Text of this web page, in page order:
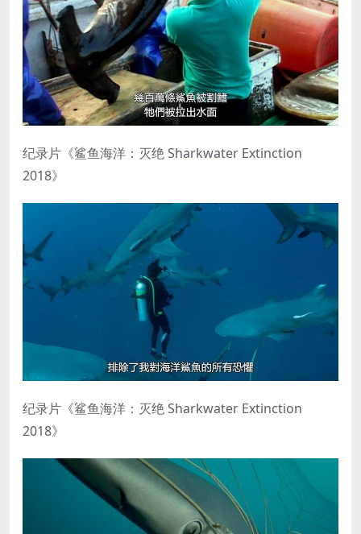
纪录片《鲨鱼海洋：灭绝 Sharkwater Extinction
2018》
纪录片《鲨鱼海洋：灭绝 Sharkwater Extinction
2018》